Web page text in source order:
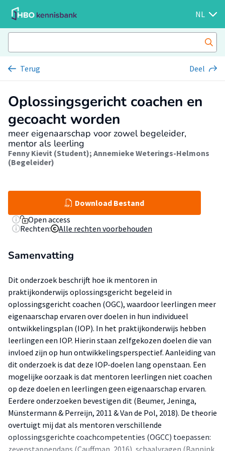
NL
Terug Deel
Oplossingsgericht coachen en
gecoacht worden
meer eigenaarschap voor zowel begeleider,
mentor als leerling
Fenny Kievit (Student); Annemieke Weterings-Helmons
(Begeleider)
Download Bestand
Open access
Rechten:
Alle rechten voorbehouden
Samenvatting
Dit onderzoek beschrijft hoe ik mentoren in
praktijkonderwijs oplossingsgericht begeleid in
oplossingsgericht coachen (OGC), waardoor leerlingen meer
eigenaarschap ervaren over doelen in hun individueel
ontwikkelingsplan (IOP). In het praktijkonderwijs hebben
leerlingen een IOP. Hierin staan zelfgekozen doelen die van
invloed zijn op hun ontwikkelingsperspectief. Aanleiding van
dit onderzoek is dat deze IOP-doelen lang openstaan. Een
mogelijke oorzaak is dat mentoren leerlingen niet coachen
op deze doelen en leerlingen geen eigenaarschap ervaren.
Eerdere onderzoeken bevestigen dit (Beumer, Jeninga,
Münstermann & Perreijn, 2011 & Van de Pol, 2018). De theorie
overtuigt mij dat als mentoren verschillende
oplossingsgerichte coachcompetenties (OGCC) toepassen:
zevenstappendans (Cauffman, 2016), schaalvragen (Bannink,